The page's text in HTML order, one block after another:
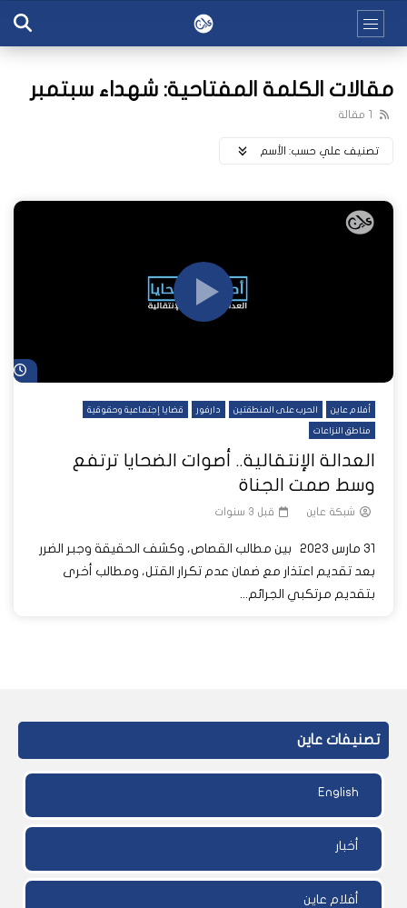
مقالات الكلمة المفتاحية: شهداء سبتمبر
1 مقالة
تصنيف علي حسب: اﻷسم
أفلام عاين الحرب على المنطقتين دارفور قضايا إجتماعية وحقوقية
مناطق النزاعات
العدالة الإنتقالية.. أصوات الضحايا ترتفع
وسط صمت الجناة
شبكة عاين قبل 3 سنوات
31 مارس 2023 بين مطالب القصاص، وكشف الحقيقة وجبر الضرر
بعد تقديم اعتذار مع ضمان عدم تكرار القتل، ومطالب أخرى
بتقديم مرتكبي الجرائم...
تصنيفات عاين
English
أخبار
أفلام عاين